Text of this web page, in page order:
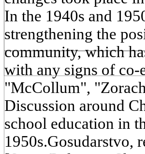
In the 1940s and
strengthening the
community, which
with any signs of
"McCollum",
Discussion around
school education in
1950s.Gosudarstvo,